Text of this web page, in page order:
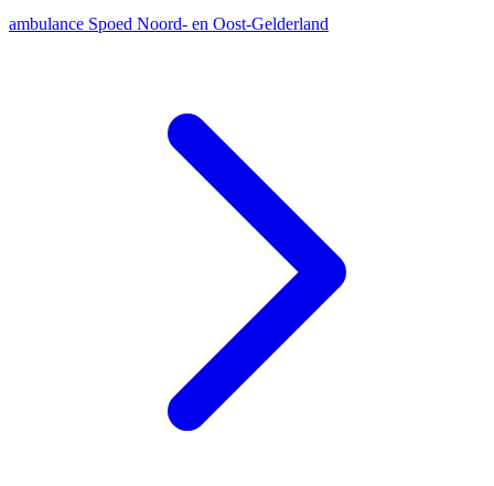
ambulance Spoed Noord- en Oost-Gelderland